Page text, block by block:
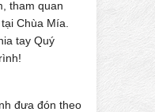
tham quan
Chùa Mía.
tay Quý
đưa đón theo